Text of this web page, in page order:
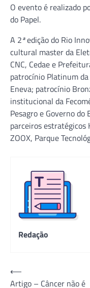
O evento é realizado
do Papel.
A 2ªedição do Rio
cultural master da
CNC, Cedae e
patrocínio Platinum
Eneva; patrocínio
institucional da
Pesagro e Governo do
parceiros estratégicos
ZOOX, Parque
Redação
Navegação
⟵
Artigo – Câncer não é